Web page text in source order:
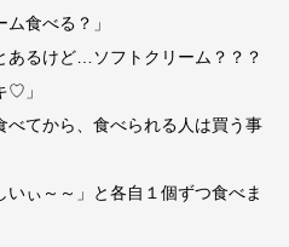
食べる？」
あるけど…ソフトクリーム？？？
♡」
べてから、食べられる人は買う事
ぃ～～」と各自１個ずつ食べま